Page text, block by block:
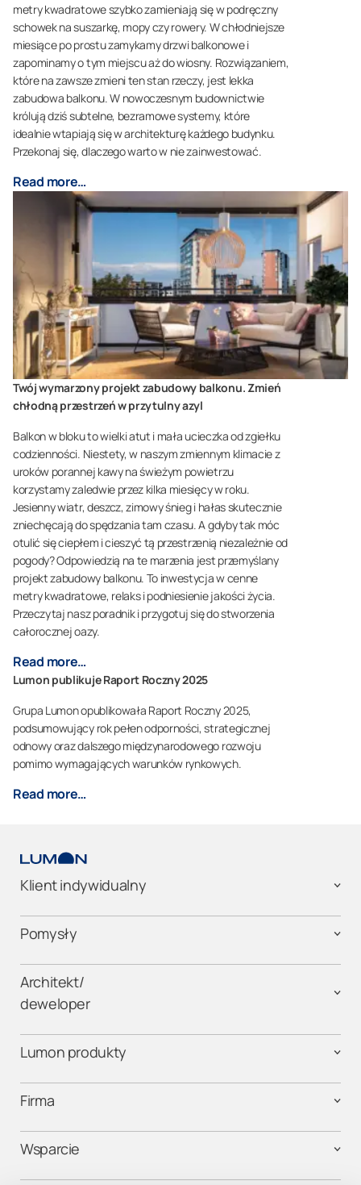
metry kwadratowe szybko zamieniają się w podręczny
schowek na suszarkę, mopy czy rowery. W chłodniejsze
miesiące po prostu zamykamy drzwi balkonowe i
zapominamy o tym miejscu aż do wiosny. Rozwiązaniem,
które na zawsze zmieni ten stan rzeczy, jest lekka
zabudowa balkonu. W nowoczesnym budownictwie
królują dziś subtelne, bezramowe systemy, które
idealnie wtapiają się w architekturę każdego budynku.
Przekonaj się, dlaczego warto w nie zainwestować.
Read more…
Twój wymarzony projekt zabudowy balkonu. Zmień
chłodną przestrzeń w przytulny azyl
Balkon w bloku to wielki atut i mała ucieczka od zgiełku
codzienności. Niestety, w naszym zmiennym klimacie z
uroków porannej kawy na świeżym powietrzu
korzystamy zaledwie przez kilka miesięcy w roku.
Jesienny wiatr, deszcz, zimowy śnieg i hałas skutecznie
zniechęcają do spędzania tam czasu. A gdyby tak móc
otulić się ciepłem i cieszyć tą przestrzenią niezależnie od
pogody? Odpowiedzią na te marzenia jest przemyślany
projekt zabudowy balkonu. To inwestycja w cenne
metry kwadratowe, relaks i podniesienie jakości życia.
Przeczytaj nasz poradnik i przygotuj się do stworzenia
całorocznej oazy.
Read more…
Lumon publikuje Raport Roczny 2025
Grupa Lumon opublikowała Raport Roczny 2025,
podsumowujący rok pełen odporności, strategicznej
odnowy oraz dalszego międzynarodowego rozwoju
pomimo wymagających warunków rynkowych.
Read more…
Klient indywidualny
Pomysły
Architekt/
deweloper
Lumon produkty
Firma
Wsparcie